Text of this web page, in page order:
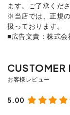
ます。ご了承くださ
※当店では、正規
扱っております。
■広告文責：株式会
5.00